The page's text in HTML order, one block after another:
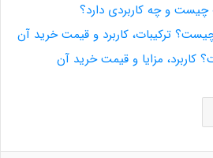
و چه کاربردی دارد؟
ترکیبات، کاربرد و قیمت خرید آن
مزایا و قیمت خرید آن